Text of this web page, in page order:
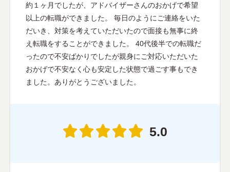
約１ヶ月でしたが、アドバイザーさんのおかげで希望
以上の転職ができました。 毎日のようにご連絡をいた
だいき、対策を考えていただいたので面接も無事に終
え転職をすることができました。 40代後半での転職だ
ったので不安ばかりでしたが親身にご対応いただいた
おかげで不安なく心も安定した状態で過ごす事もでき
ました。ありがとうございました。
5.0